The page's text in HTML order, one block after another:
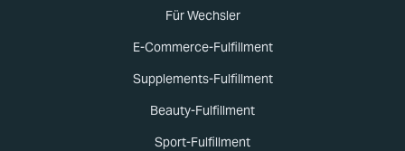
Für Wechsler
E-Commerce-Fulfillment
Supplements-Fulfillment
Beauty-Fulfillment
Sport-Fulfillment